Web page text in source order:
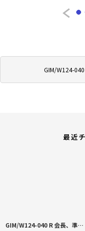
GIM/W124-
最近
GIM/W124-040 R 会長、準備は万端です 十王星南